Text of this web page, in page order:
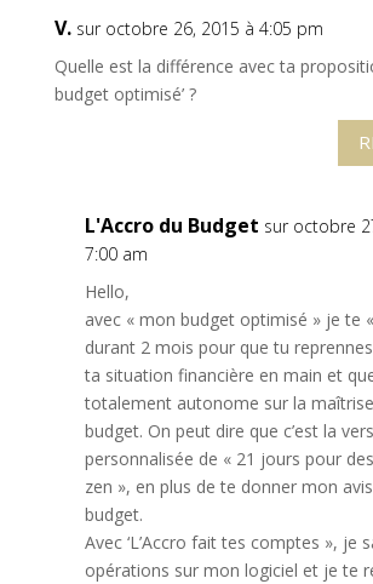
V. sur octobre 26, 2015 à 4:05 pm
Quelle est la différence avec ta
budget optimisé’ ?
L'Accro du Budget sur octobre
7:00 am
Hello,
avec « mon budget optimisé » je te
durant 2 mois pour que tu
ta situation financière en main et
totalement autonome sur la
budget. On peut dire que c’est la
personnalisée de « 21 jours pour
zen », en plus de te donner mon
budget.
Avec ‘L’Accro fait tes comptes », je
opérations sur mon logiciel et je te